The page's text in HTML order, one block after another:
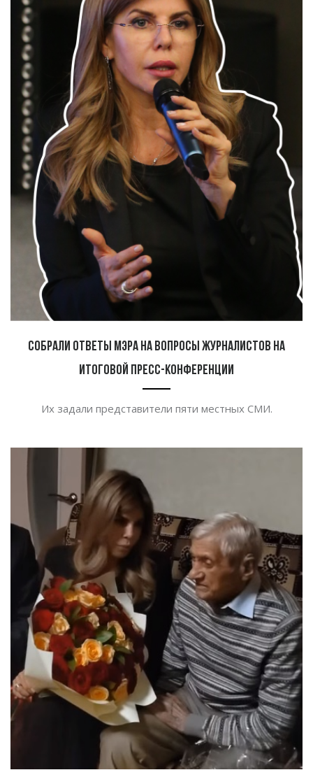
Собрали ответы мэра на вопросы журналистов на
итоговой пресс-конференции
Их задали представители пяти местных СМИ.